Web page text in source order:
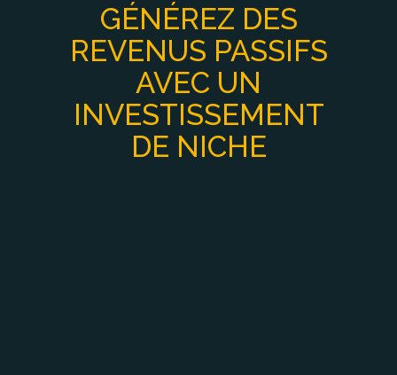
GÉNÉREZ DES
REVENUS PASSIFS
AVEC UN
INVESTISSEMENT
DE NICHE